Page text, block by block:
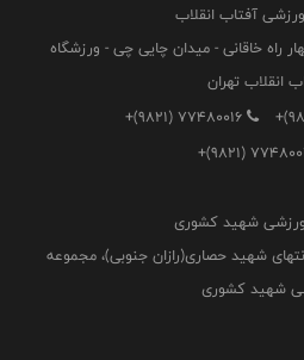
آفتاب انقلاب
راه خاقانی - میدان چایی چی - ورزشگاه
انقلاب تهران
+(9821) 77480016
+(9821)
شهید کشوری
انتهای شهید حصاری(رازان جنوبی)، مجموعه
شهید کشوری